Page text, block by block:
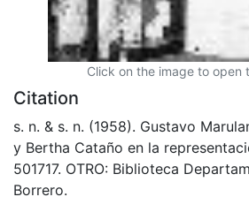
Click on the image to open
Citation
s. n. & s. n. (1958). Gustavo
y Bertha Cataño en la
501717. OTRO: Biblioteca
Borrero.